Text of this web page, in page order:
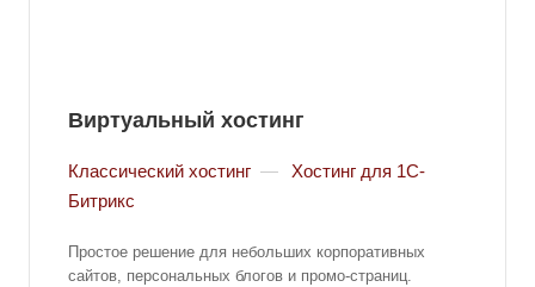
Виртуальный хостинг
Классический хостинг —
Хостинг для 1С-
Битрикс
Простое решение для небольших корпоративных
сайтов, персональных блогов и промо-страниц.